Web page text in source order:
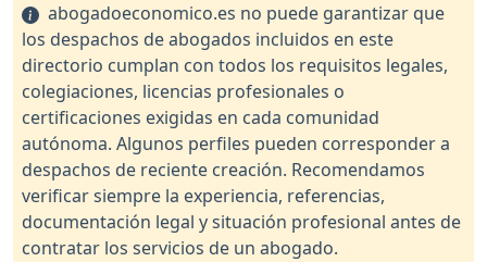
abogadoeconomico.es no puede garantizar que
los despachos de abogados incluidos en este
directorio cumplan con todos los requisitos legales,
colegiaciones, licencias profesionales o
certificaciones exigidas en cada comunidad
autónoma. Algunos perfiles pueden corresponder a
despachos de reciente creación. Recomendamos
verificar siempre la experiencia, referencias,
documentación legal y situación profesional antes de
contratar los servicios de un abogado.